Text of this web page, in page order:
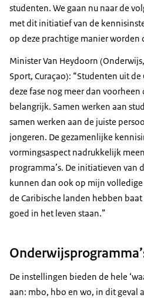
studenten. We gaan nu naar de
met dit initiatief van de
op deze prachtige manier worden
Minister Van Heydoorn
Sport, Curaçao): “Studenten uit
deze fase nog meer dan
belangrijk. Samen werken aan
samen werken aan de juiste
jongeren. De gezamenlijke
vormingsaspect nadrukkelijk
programma’s. De initiatieven van
kunnen dan ook op mijn
de Caribische landen hebben
goed in het leven staan.”
De instellingen bieden de hele
aan: mbo, hbo en wo, in dit geval